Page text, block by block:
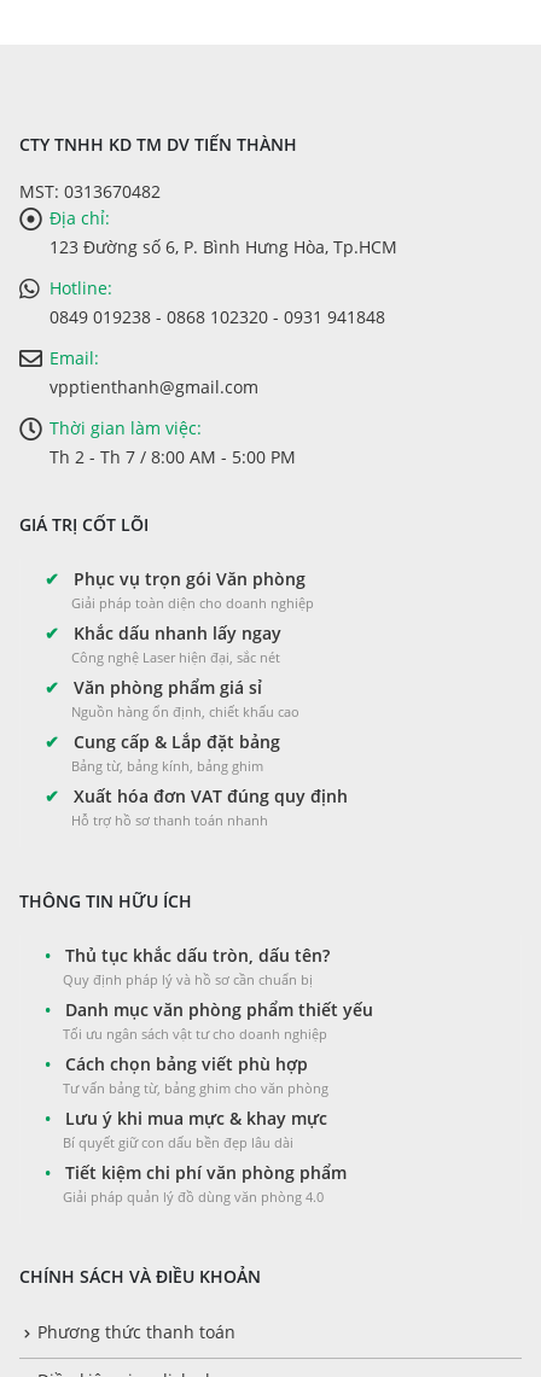
CTY TNHH KD TM DV TIẾN THÀNH
MST: 0313670482
Địa chỉ:
123 Đường số 6, P. Bình Hưng Hòa, Tp.HCM
Hotline:
0849 019238 - 0868 102320 - 0931 941848
Email:
vpptienthanh@gmail.com
Thời gian làm việc:
Th 2 - Th 7 / 8:00 AM - 5:00 PM
GIÁ TRỊ CỐT LÕI
✔ Phục vụ trọn gói Văn phòng
Giải pháp toàn diện cho doanh nghiệp
✔ Khắc dấu nhanh lấy ngay
Công nghệ Laser hiện đại, sắc nét
✔ Văn phòng phẩm giá sỉ
Nguồn hàng ổn định, chiết khấu cao
✔ Cung cấp & Lắp đặt bảng
Bảng từ, bảng kính, bảng ghim
✔ Xuất hóa đơn VAT đúng quy định
Hỗ trợ hồ sơ thanh toán nhanh
THÔNG TIN HỮU ÍCH
• Thủ tục khắc dấu tròn, dấu tên?
Quy định pháp lý và hồ sơ cần chuẩn bị
• Danh mục văn phòng phẩm thiết yếu
Tối ưu ngân sách vật tư cho doanh nghiệp
• Cách chọn bảng viết phù hợp
Tư vấn bảng từ, bảng ghim cho văn phòng
• Lưu ý khi mua mực & khay mực
Bí quyết giữ con dấu bền đẹp lâu dài
• Tiết kiệm chi phí văn phòng phẩm
Giải pháp quản lý đồ dùng văn phòng 4.0
CHÍNH SÁCH VÀ ĐIỀU KHOẢN
Phương thức thanh toán